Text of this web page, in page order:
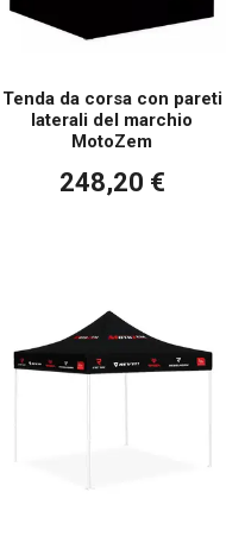
Tenda da corsa con pareti
laterali del marchio
MotoZem
248,20 €